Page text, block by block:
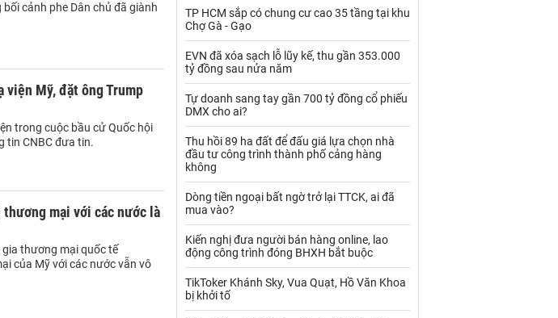
cảnh phe Dân chủ đã giành
viện Mỹ, đặt ông Trump
trong cuộc bầu cử Quốc hội
tin CNBC đưa tin.
mại với các nước là
thương mại quốc tế
của Mỹ với các nước vẫn vô
Kim loại khác Mắc ca
Muối Ngũ cốc
Nhựa - Hạt nhựa
Palladium Phân bón
Rau - Củ -Quả Sắt thép
Sữa
Than Thức ăn chăn nuôi
Thủy hải sản khác Tôm
Vàng
TP HCM sắp có chung cư cao 35 tầng tại khu
Chợ Gà - Gạo
EVN đã xóa sạch lỗ lũy kế, thu gần 353.000
tỷ đồng sau nửa năm
Tự doanh sang tay gần 700 tỷ đồng cổ phiếu
DMX cho ai?
Thu hồi 89 ha đất để đấu giá lựa chọn nhà
đầu tư công trình thành phố cảng hàng
không
Dòng tiền ngoại bất ngờ trở lại TTCK, ai đã
mua vào?
Kiến nghị đưa người bán hàng online, lao
động công trình đóng BHXH bắt buộc
TikToker Khánh Sky, Vua Quạt, Hồ Văn Khoa
bị khởi tố